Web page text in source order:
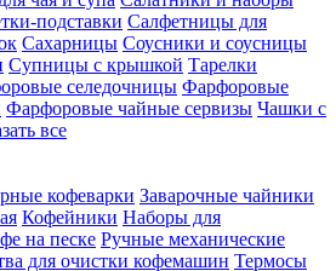
подставки Салфетницы для
Сахарницы Соусники и соусницы
Супницы с крышкой Тарелки
селедочницы Фарфоровые
Фарфоровые чайные сервизы Чашки с
все
кофеварки Заварочные чайники
Кофейники Наборы для
на песке Ручные механические
для очистки кофемашин Термосы